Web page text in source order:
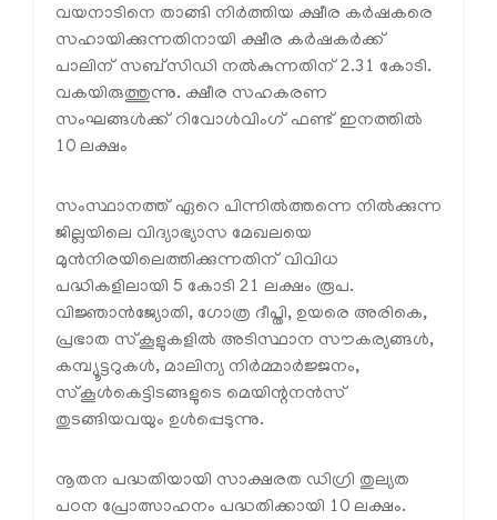
വയനാടിനെ താങ്ങി നിര്‍ത്തിയ ക്ഷീര കര്‍ഷകരെ
സഹായിക്കുന്നതിനായി ക്ഷീര കര്‍ഷകര്‍ക്ക്
പാലിന് സബ്‌സിഡി നല്‍കുന്നതിന് 2.31 കോടി.
വകയിരുത്തുന്നു. ക്ഷീര സഹകരണ
സംഘങ്ങള്‍ക്ക് റിവോള്‍വിംഗ് ഫണ്ട് ഇനത്തില്‍
10 ലക്ഷം
സംസ്ഥാനത്ത് ഏറെ പിന്നില്‍ത്തന്നെ നില്‍ക്കുന്ന
ജില്ലയിലെ വിദ്യാഭ്യാസ മേഖലയെ
മുന്‍നിരയിലെത്തിക്കുന്നതിന് വിവിധ
പദ്ധികളിലായി 5 കോടി 21 ലക്ഷം രൂപ.
വിജ്ഞാന്‍ജ്യോതി, ഗോത്ര ദീപ്തി, ഉയരെ അരികെ,
പ്രഭാത സ്‌കൂളുകളില്‍ അടിസ്ഥാന സൗകര്യങ്ങള്‍,
കമ്പ്യൂട്ടറുകള്‍, മാലിന്യ നിര്‍മ്മാര്‍ജ്ജനം,
സ്‌കൂള്‍കെട്ടിടങ്ങളുടെ മെയിന്റനന്‍സ്
തുടങ്ങിയവയും ഉള്‍പ്പെടുന്നു.
നൂതന പദ്ധതിയായി സാക്ഷരത ഡിഗ്രി തുല്യത
പഠന പ്രോത്സാഹനം പദ്ധതിക്കായി 10 ലക്ഷം.